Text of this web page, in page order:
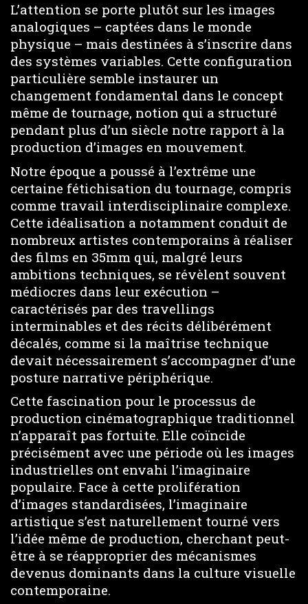
L’attention se porte plutôt sur les images
analogiques – captées dans le monde
physique – mais destinées à s’inscrire dans
des systèmes variables. Cette configuration
particulière semble instaurer un
changement fondamental dans le concept
même de tournage, notion qui a structuré
pendant plus d’un siècle notre rapport à la
production d’images en mouvement.
Notre époque a poussé à l’extrême une
certaine fétichisation du tournage, compris
comme travail interdisciplinaire complexe.
Cette idéalisation a notamment conduit de
nombreux artistes contemporains à réaliser
des films en 35mm qui, malgré leurs
ambitions techniques, se révèlent souvent
médiocres dans leur exécution –
caractérisés par des travellings
interminables et des récits délibérément
décalés, comme si la maîtrise technique
devait nécessairement s’accompagner d’une
posture narrative périphérique.
Cette fascination pour le processus de
production cinématographique traditionnel
n’apparaît pas fortuite. Elle coïncide
précisément avec une période où les images
industrielles ont envahi l’imaginaire
populaire. Face à cette prolifération
d’images standardisées, l’imaginaire
artistique s’est naturellement tourné vers
l’idée même de production, cherchant peut-
être à se réapproprier des mécanismes
devenus dominants dans la culture visuelle
contemporaine.